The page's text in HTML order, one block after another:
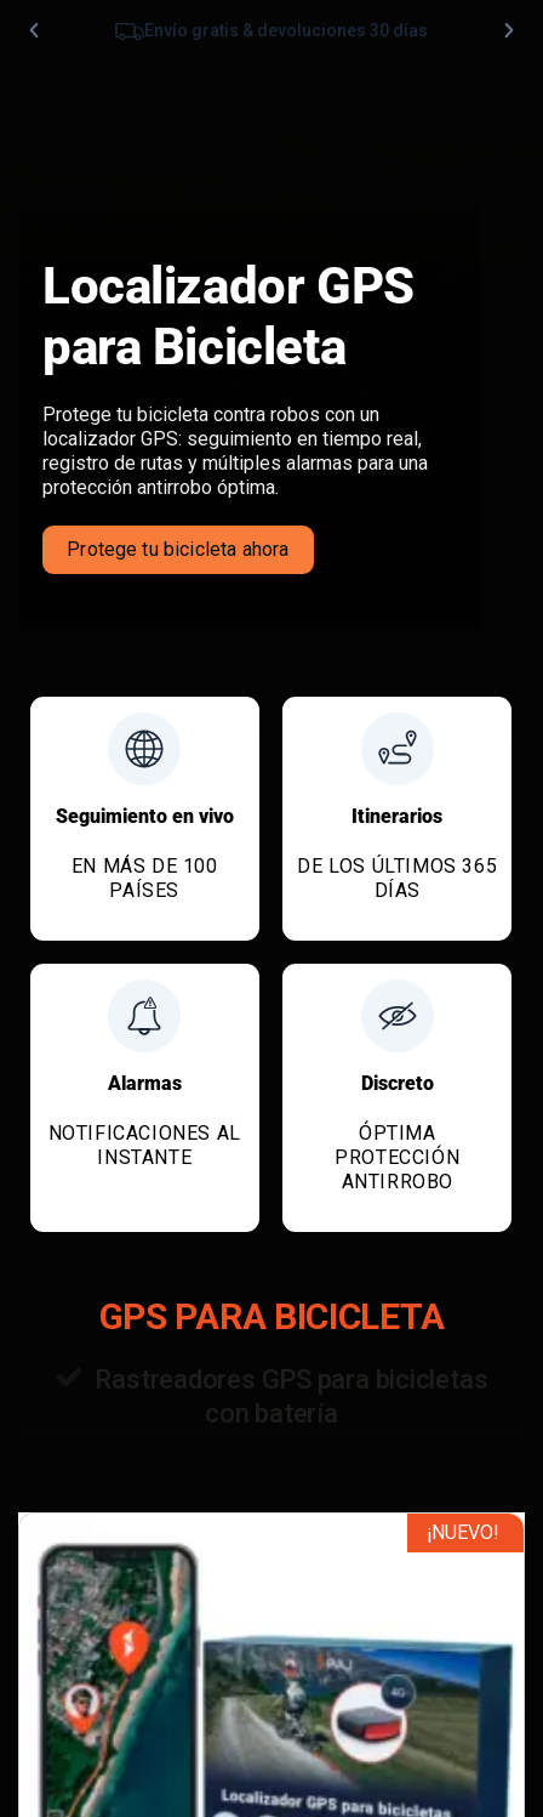
Envío gratis & devoluciones 30 días
Localizador GPS
para Bicicleta
Protege tu bicicleta contra robos con un
localizador GPS: seguimiento en tiempo real,
registro de rutas y múltiples alarmas para una
protección antirrobo óptima.
Protege tu bicicleta ahora
Seguimiento en vivo
EN MÁS DE 100
PAÍSES
Itinerarios
DE LOS ÚLTIMOS 365
DÍAS
Alarmas
NOTIFICACIONES AL
INSTANTE
Discreto
ÓPTIMA
PROTECCIÓN
ANTIRROBO
GPS PARA BICICLETA
Rastreadores GPS para bicicletas
con batería
¡NUEVO!